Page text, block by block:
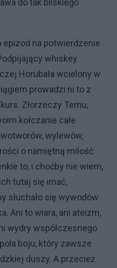
epizod na potwierdzenie
whiskey
Horubała wcielony w
prowadzi ni to z
Złorzeczy Temu,
kołczanie całe
wylewów,
o namiętną miłość
to, i choćby nie wiem,
tutaj się imać,
słuchało się wywodów
Ani to wiara, ani ateizm,
wydry współczesnego
boju, który zawsze
duszy. A przecież